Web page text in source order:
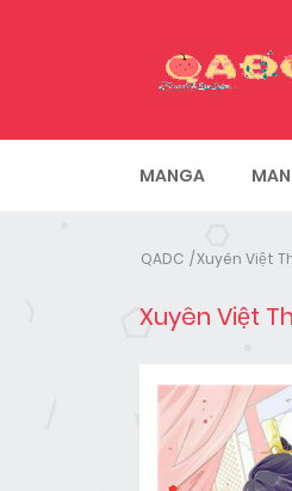
MANGA
QADC Xuyên Việt
Xuyên Việt